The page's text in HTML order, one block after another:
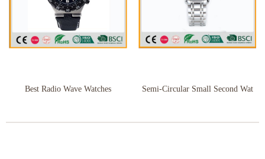
Best Radio Wave Watches Semi-Circular Small Second Wat